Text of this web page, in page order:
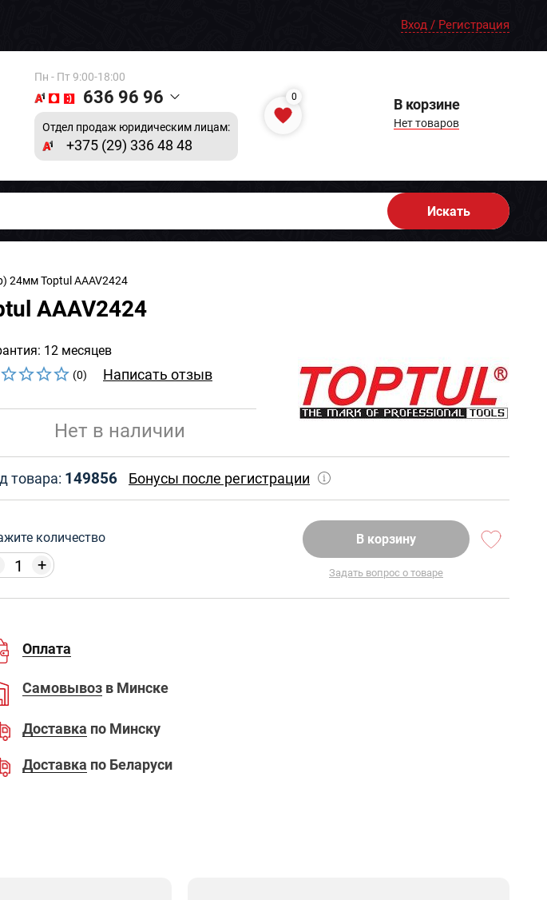
Вход / Регистрация
Пн - Пт 9:00-18:00
636 96 96
Отдел продаж юридическим лицам:
+375 (29) 336 48 48
0 В корзине
Нет товаров
Искать
24мм Toptul AAAV2424
AAAV2424
12 месяцев
(0) Написать отзыв
Нет в наличии
товара: 149856 Бонусы после регистрации
количество
+
В корзину
Задать вопрос о товаре
Оплата
Самовывоз в Минске
Доставка по Минску
Доставка по Беларуси